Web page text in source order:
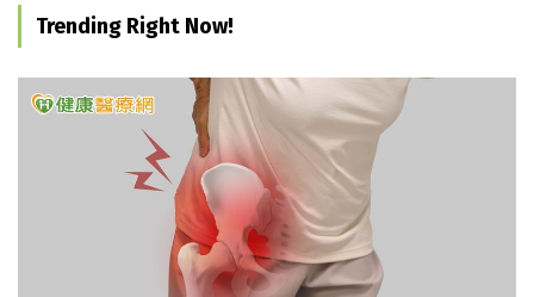
Trending Right Now!